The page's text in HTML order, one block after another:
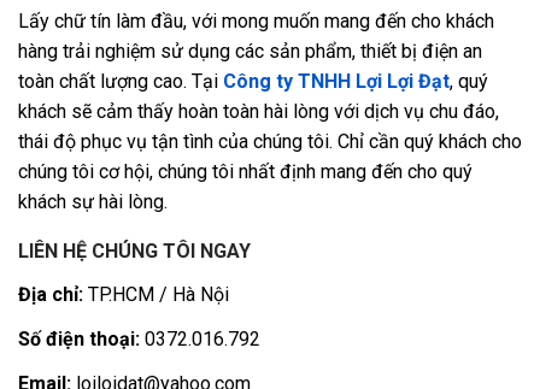
Lấy chữ tín làm đầu, với mong muốn mang đến cho khách
hàng trải nghiệm sử dụng các sản phẩm, thiết bị điện an
toàn chất lượng cao. Tại Công ty TNHH Lợi Lợi Đạt, quý
khách sẽ cảm thấy hoàn toàn hài lòng với dịch vụ chu đáo,
thái độ phục vụ tận tình của chúng tôi. Chỉ cần quý khách cho
chúng tôi cơ hội, chúng tôi nhất định mang đến cho quý
khách sự hài lòng.
LIÊN HỆ CHÚNG TÔI NGAY
Địa chỉ: TP.HCM / Hà Nội
Số điện thoại: 0372.016.792
Email: loiloidat@yahoo.com